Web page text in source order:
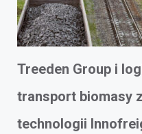
Treeden Group i
transport biomasy
technologii